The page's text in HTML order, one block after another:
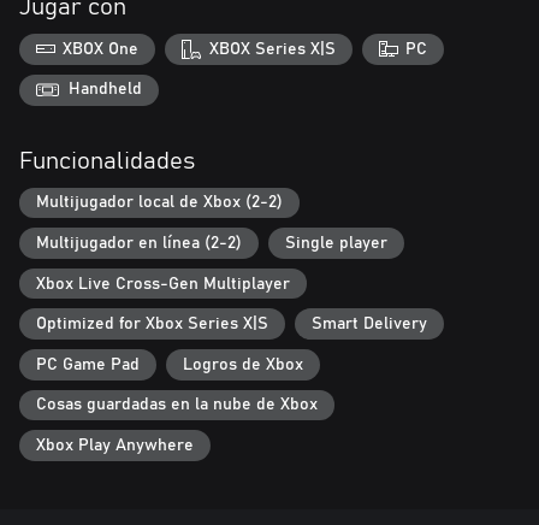
Jugar con
XBOX One XBOX Series X|S PC
Handheld
Funcionalidades
Multijugador local de Xbox (2-2)
Multijugador en línea (2-2) Single player
Xbox Live Cross-Gen Multiplayer
Optimized for Xbox Series X|S Smart Delivery
PC Game Pad Logros de Xbox
Cosas guardadas en la nube de Xbox
Xbox Play Anywhere